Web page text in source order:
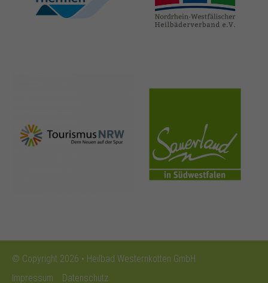
thermen.de
heilbaeder.de
nrw-
tourismus.de
sauerland.co
m
© Copyright 2026 • Heilbad Westernkotten GmbH
Impressum
Datenschutz